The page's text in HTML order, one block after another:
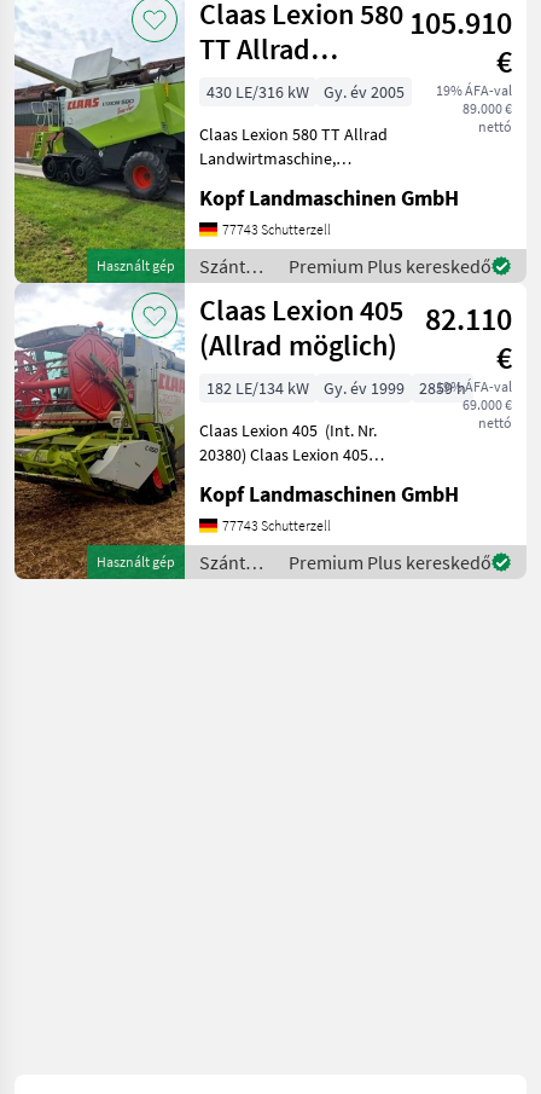
Vorsatzgerät
/ Claas
Használt gép
Claas Lexion 580
TT Allrad
Landwirtmaschine
Merc
105.910
€
19% ÁFA-val
89.000 €
nettó
430 LE/316 kW
Gy. év 2005
Claas Lexion 580 TT Allrad
Landwirtmaschine,
Trommelstunden (Int. Nr.
17804) AutoContour
Schneidwerksregelung,
Beleuchtung für klappbare
Vorsa
Kopf Landmaschinen GmbH
77743 Schutterzell
Szántóföldi
betakarítógépek
/ Claas
Premium Plus kereskedő
Használt gép
Claas Lexion 405
(Allrad möglich)
82.110
€
19% ÁFA-val
69.000 €
nettó
182 LE/134 kW Gy. év 1999
2859 h
Claas Lexion 405 (Int. Nr.
20380) Claas Lexion 405
1006-60TW 125kW / 170 PS
(ECE) 134 kW / 182 PS
brutto 3.062 ha 2.859
Betriebsstunden
Kopf Landmaschinen GmbH
77743 Schutterzell
Szántóföldi
betakarítógépek
Premium Plus kereskedő